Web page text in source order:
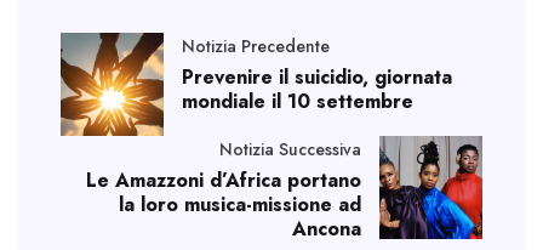
Notizia Precedente
Prevenire il suicidio, giornata
mondiale il 10 settembre
Notizia Successiva
Le Amazzoni d’Africa portano
la loro musica-missione ad
Ancona